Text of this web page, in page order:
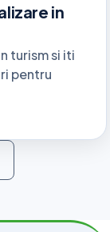
in
turism si iti
pentru